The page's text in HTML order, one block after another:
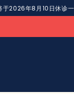
于2026年8月10日休诊